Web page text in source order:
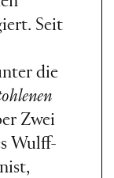
Seit
die
Zwei
Wulff-